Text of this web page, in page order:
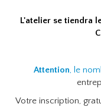
L'atelier se tiendra
Attention, le
Votre inscription,